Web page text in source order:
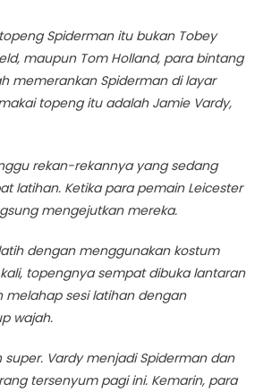
Spiderman itu bukan Tobey
maupun Tom Holland, para bintang
memerankan Spiderman di layar
topeng itu adalah Jamie Vardy,
rekan-rekannya yang sedang
latihan. Ketika para pemain Leicester
mengejutkan mereka.
dengan menggunakan kostum
topengnya sempat dibuka lantaran
melahap sesi latihan dengan
wajah.
super. Vardy menjadi Spiderman dan
tersenyum pagi ini. Kemarin, para